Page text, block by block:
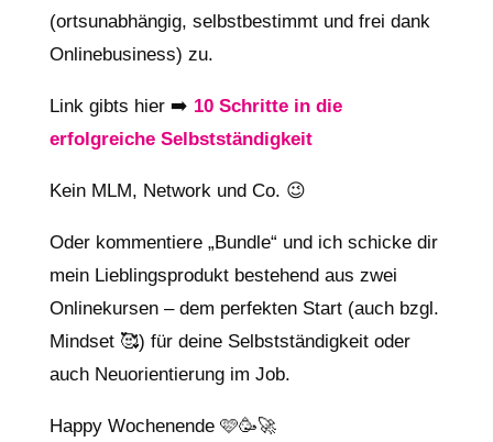
(ortsunabhängig, selbstbestimmt und frei dank
Onlinebusiness) zu.
Link gibts hier ➡️ 10 Schritte in die
erfolgreiche Selbstständigkeit
Kein MLM, Network und Co. 😉
Oder kommentiere „Bundle“ und ich schicke dir
mein Lieblingsprodukt bestehend aus zwei
Onlinekursen – dem perfekten Start (auch bzgl.
Mindset 🥰) für deine Selbstständigkeit oder
auch Neuorientierung im Job.
Happy Wochenende 🩷🥳🚀